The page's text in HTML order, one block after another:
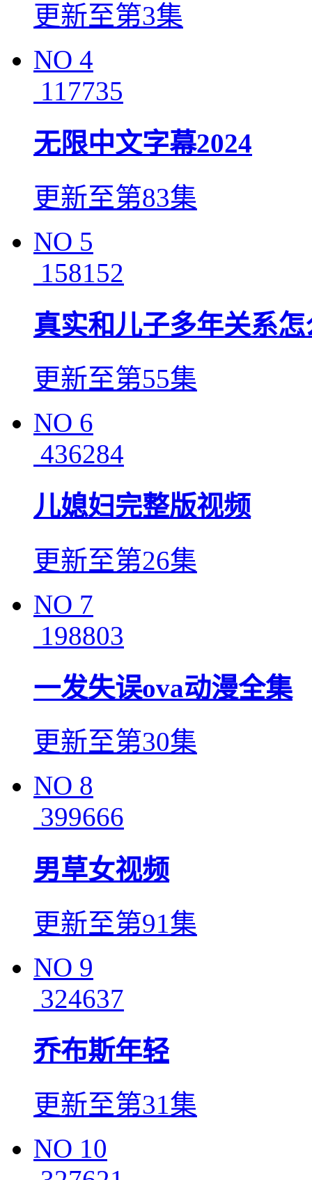
更新至第3集
NO 4
117735
无限中文字幕2024
更新至第83集
NO 5
158152
真实和儿子多年关系怎
更新至第55集
NO 6
436284
儿媳妇完整版视频
更新至第26集
NO 7
198803
一发失误ova动漫全集
更新至第30集
NO 8
399666
男草女视频
更新至第91集
NO 9
324637
乔布斯年轻
更新至第31集
NO 10